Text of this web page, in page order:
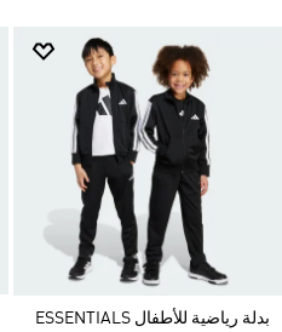
بدلة رياضية للأطفال ESSENTIALS